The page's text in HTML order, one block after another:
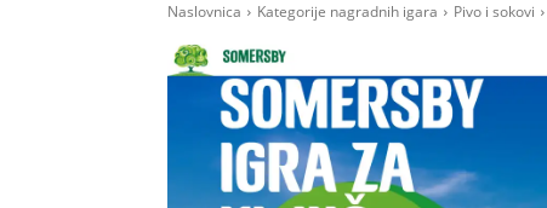
Naslovnica Kategorije nagradnih igara Pivo i sokovi